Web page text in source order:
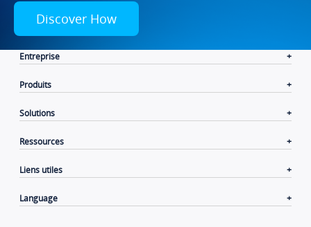
Discover How
Entreprise
Produits
Solutions
Ressources
Liens utiles
Language